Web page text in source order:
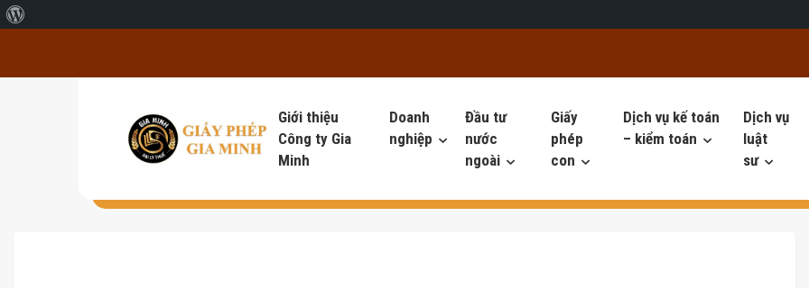
Giới thiệu
Công ty Gia
Minh
Doanh
nghiệp
Đầu tư
nước
ngoài
Giấy
phép
con
Dịch vụ kế toán
– kiểm toán
Dịch vụ
luật
sư